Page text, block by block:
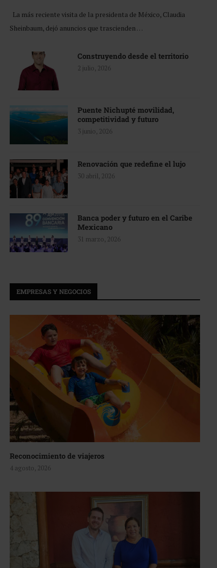
La más reciente visita de la presidenta de México, Claudia
Sheinbaum, dejó anuncios que trascienden …
Construyendo desde el territorio
2 julio, 2026
Puente Nichupté movilidad,
competitividad y futuro
3 junio, 2026
Renovación que redefine el lujo
30 abril, 2026
Banca poder y futuro en el Caribe
Mexicano
31 marzo, 2026
EMPRESAS Y NEGOCIOS
Reconocimiento de viajeros
4 agosto, 2026